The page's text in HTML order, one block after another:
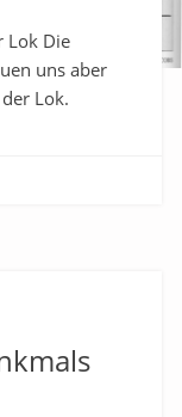
Lok Die
uns aber
Lok.